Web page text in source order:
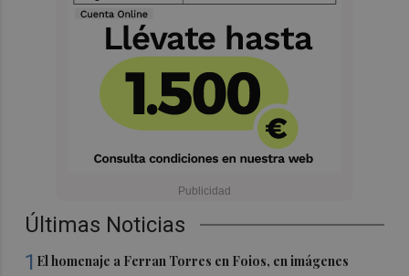
Últimas Noticias
1 El homenaje a Ferran Torres en Foios, en imágenes